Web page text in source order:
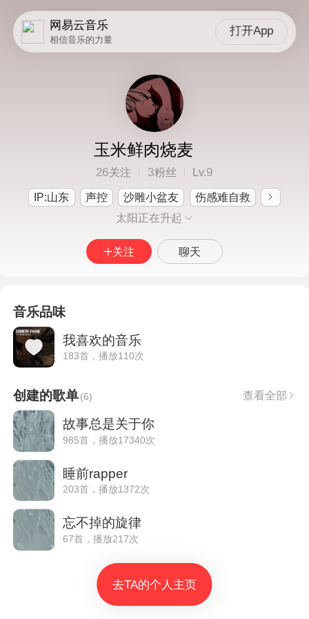
网易云音乐
相信音乐的力量
打开App
玉米鲜肉烧麦
26关注 3粉丝 Lv.9
IP:山东 声控 沙雕小盆友
伤感难自救
太阳正在升起
关注 聊天
音乐品味
我喜欢的音乐
183首，播放110次
创建的歌单(6) 查看全部
故事总是关于你
985首，播放17340次
睡前rapper
203首，播放1372次
忘不掉的旋律
67首，播放217次
去TA的个人主页